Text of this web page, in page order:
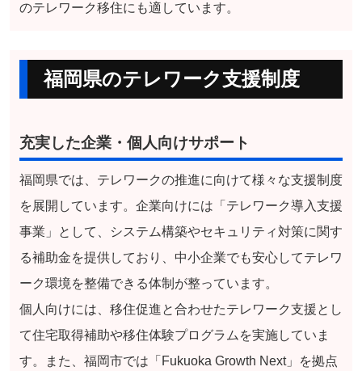
のテレワーク移住にも適しています。
福岡県のテレワーク支援制度
充実した企業・個人向けサポート
福岡県では、テレワークの推進に向けて様々な支援制度
を展開しています。企業向けには「テレワーク導入支援
事業」として、システム構築やセキュリティ対策に関す
る補助金を提供しており、中小企業でも安心してテレワ
ーク環境を整備できる体制が整っています。
個人向けには、移住促進と合わせたテレワーク支援とし
て住宅取得補助や移住体験プログラムを実施していま
す。また、福岡市では「Fukuoka Growth Next」を拠点